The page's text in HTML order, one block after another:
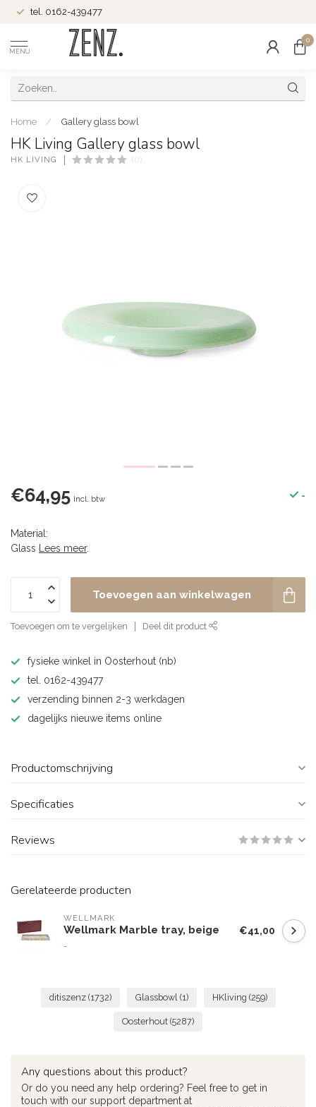
tel. 0162-439477
MENU
0
Home / Gallery glass bowl
HK Living Gallery glass bowl
HK LIVING (0)
€64,95 Incl. btw -
Material:
Glass
Lees meer.
Toevoegen aan winkelwagen
Toevoegen om te vergelijken Deel dit product
fysieke winkel in Oosterhout (nb)
tel. 0162-439477
verzending binnen 2-3 werkdagen
dagelijks nieuwe items online
Productomschrijving
Specificaties
Reviews
Gerelateerde producten
WELLMARK
Wellmark Marble tray, beige
-
€41,00
ditiszenz (1732) Glassbowl (1) HKliving (259)
Oosterhout (5287)
Any questions about this product?
Or do you need any help ordering? Feel free to get in
touch with our support department at